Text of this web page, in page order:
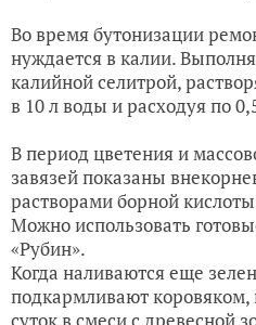
Во время бутонизации
нуждается в калии.
калийной селитрой,
в 10 л воды и расходуя по
В период цветения и
завязей показаны
растворами борной
Можно использовать
«Рубин».
Когда наливаются еще
подкармливают коровяком,